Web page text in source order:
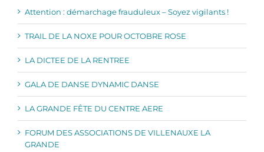
Attention : démarchage frauduleux – Soyez vigilants !
TRAIL DE LA NOXE POUR OCTOBRE ROSE
LA DICTEE DE LA RENTREE
GALA DE DANSE DYNAMIC DANSE
LA GRANDE FÊTE DU CENTRE AERE
FORUM DES ASSOCIATIONS DE VILLENAUXE LA
GRANDE